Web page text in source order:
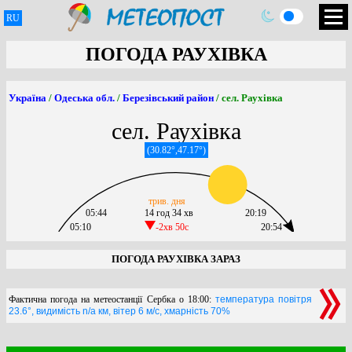
RU
ПОГОДА РАУХІВКА
Україна / Одеська обл. / Березівський район / сел. Раухівка
сел. Раухівка
(30.82°,47.17°)
05:10
05:44
14 год 34 хв
-2хв 50c
трив. дня
20:54
20:19
ПОГОДА РАУХІВКА ЗАРАЗ
Фактична погода на метеостанції Сербка о 18:00: температура повітря
23.6°, видимість n/a км, вітер 6 м/с, хмарність 70%